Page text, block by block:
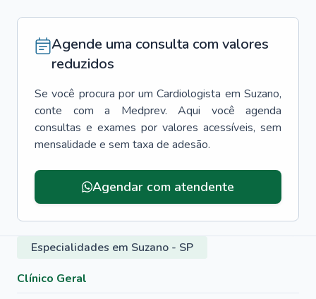
Agende uma consulta com valores
reduzidos
Se você procura por um Cardiologista em Suzano,
conte com a Medprev. Aqui você agenda
consultas e exames por valores acessíveis, sem
mensalidade e sem taxa de adesão.
Agendar com atendente
Especialidades em Suzano - SP
Clínico Geral